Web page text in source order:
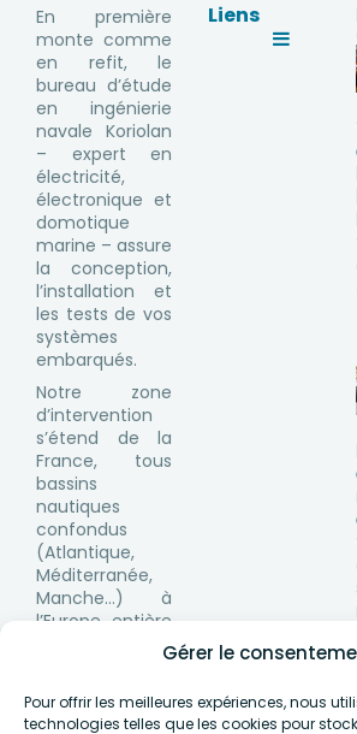
Gérer le
Pour offrir les meilleures expériences, nous
technologies telles que les cookies pour
En première
monte comme
en refit, le
bureau d’étude
en ingénierie
navale Koriolan
– expert en
électricité,
électronique et
domotique
marine – assure
la conception,
l’installation et
les tests de vos
systèmes
embarqués.
Notre zone
d’intervention
s’étend de la
France, tous
bassins
nautiques
confondus
(Atlantique,
Méditerranée,
Manche…) à
l’Europe entière
(Baltique, mer
du Nord, mer
Lettonie en
Liens